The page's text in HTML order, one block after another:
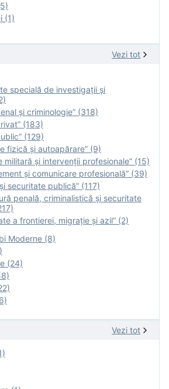
(1)
Vezi tot
specială de investigaţii şi
și criminologie” (318)
(183)
(129)
fizică şi autoapărare” (9)
militară şi intervenţii profesionale” (15)
și comunicare profesională” (39)
securitate publică” (117)
penală, criminalistică și securitate
a frontierei, migrație și azil” (2)
Moderne (8)
(24)
Vezi tot